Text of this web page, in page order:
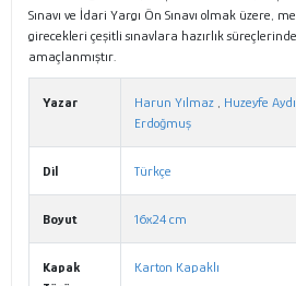
Sınavı ve İdari Yargı Ön Sınavı olmak üzere,
girecekleri çeşitli sınavlara hazırlık
amaçlanmıştır.
Yazar Harun Yılmaz , Huzeyfe
Erdoğmuş
Dil Türkçe
Boyut 16x24 cm
Kapak
Karton Kapaklı